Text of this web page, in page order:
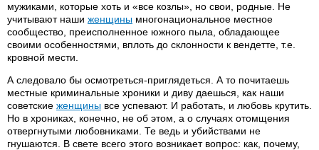
мужиками, которые хоть и «все козлы», но свои, родные. Не
учитывают наши женщины многонациональное местное
сообщество, преисполненное южного пыла, обладающее
своими особенностями, вплоть до склонности к вендетте, т.е.
кровной мести.
А следовало бы осмотреться-приглядеться. А то почитаешь
местные криминальные хроники и диву даешься, как наши
советские женщины все успевают. И работать, и любовь крутить.
Но в хрониках, конечно, не об этом, а о случаях отомщения
отвергнутыми любовниками. Те ведь и убийствами не
гнушаются. В свете всего этого возникает вопрос: как, почему,